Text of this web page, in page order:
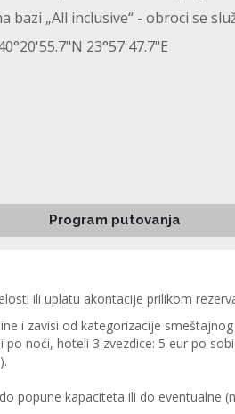
bazi „All inclusive“ - obroci se
23°57'47.7"E
Program putovanja
ili uplatu akontacije prilikom
i zavisi od kategorizacije
noći, hoteli 3 zvezdice: 5 eur po
popune kapaciteta ili do eventualne